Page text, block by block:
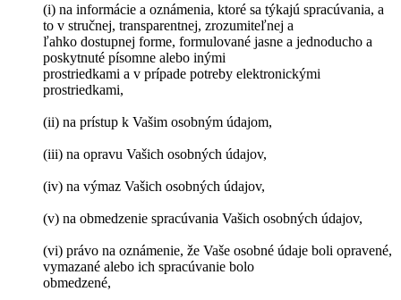
(i) na informácie a oznámenia, ktoré sa týkajú spracúvania, a
to v stručnej, transparentnej, zrozumiteľnej a
ľahko dostupnej forme, formulované jasne a jednoducho a
poskytnuté písomne alebo inými
prostriedkami a v prípade potreby elektronickými
prostriedkami,
(ii) na prístup k Vašim osobným údajom,
(iii) na opravu Vašich osobných údajov,
(iv) na výmaz Vašich osobných údajov,
(v) na obmedzenie spracúvania Vašich osobných údajov,
(vi) právo na oznámenie, že Vaše osobné údaje boli opravené,
vymazané alebo ich spracúvanie bolo
obmedzené,